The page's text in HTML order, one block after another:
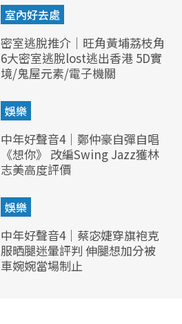
室內好去處
密室逃脫推介｜旺角黃埔荔枝角
6大密室逃脫lost逃出香港 5D實
境/鬼屋元素/電子機關
娛樂
中年好聲音4｜鄭仲豪自彈自唱
《想你》 改編Swing Jazz獲林
志美高度評價
娛樂
中年好聲音4｜蔡宓婕穿旗袍克
服晒腿迷暈評判 伸腿想加分被
車婉婉當場制止